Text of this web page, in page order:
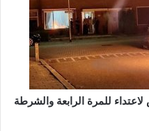
للمرة الرابعة والشرطة